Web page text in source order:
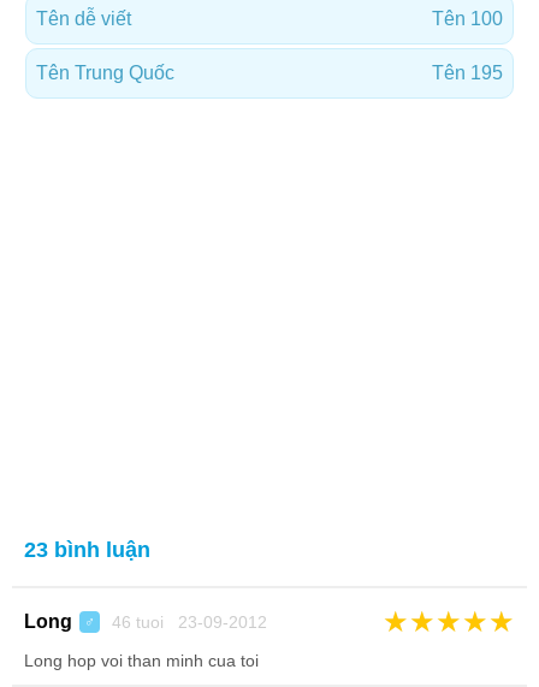
Tên dễ viết Tên 100
Tên Trung Quốc Tên 195
23 bình luận
Long ♂ 46 tuoi 23-09-2012 ★★★★★
Long hop voi than minh cua toi